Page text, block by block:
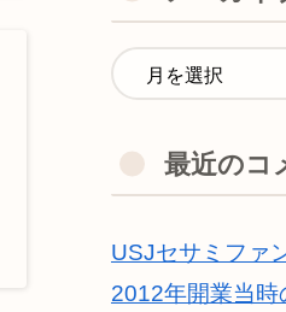
最近のコ
USJセサミファ
2012年開業当時